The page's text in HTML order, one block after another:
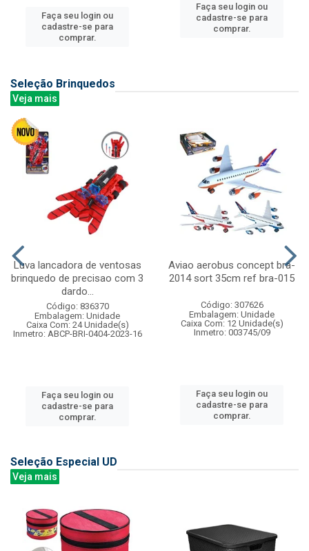
Faça seu login ou
cadastre-se para
comprar.
Faça seu login ou
cadastre-se para
comprar.
Seleção Brinquedos
Veja mais
Luva lancadora de ventosas
brinquedo de precisao com 3
dardo...
Código: 836370
Embalagem: Unidade
Caixa Com: 24 Unidade(s)
Inmetro: ABCP-BRI-0404-2023-16
Faça seu login ou
cadastre-se para
comprar.
Aviao aerobus concept bra-
2014 sort 35cm ref bra-015
Código: 307626
Embalagem: Unidade
Caixa Com: 12 Unidade(s)
Inmetro: 003745/09
Faça seu login ou
cadastre-se para
comprar.
Seleção Especial UD
Veja mais